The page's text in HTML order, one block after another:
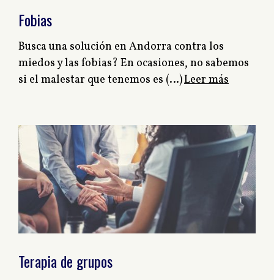
Fobias
Busca una solución en Andorra contra los
miedos y las fobias? En ocasiones, no sabemos
si el malestar que tenemos es (…)Leer más
Terapia de grupos